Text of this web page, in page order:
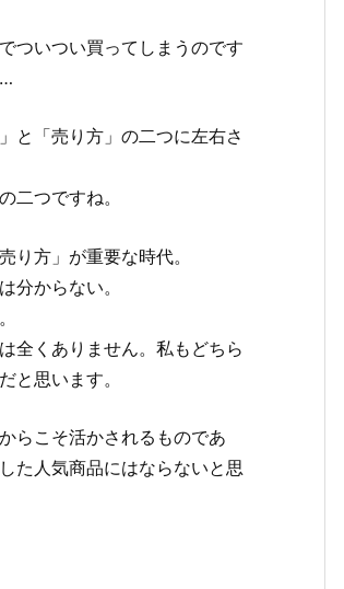
ついつい買ってしまうのです
と「売り方」の二つに左右さ
二つですね。
り方」が重要な時代。
分からない。
全くありません。私もどちら
と思います。
らこそ活かされるものであ
た人気商品にはならないと思